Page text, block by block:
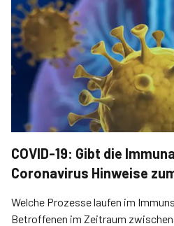
COVID-19: Gibt die
Coronavirus Hinweise
Welche Prozesse laufen im
Betroffenen im Zeitraum zwischen